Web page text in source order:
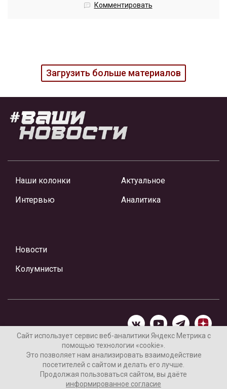
Комментировать
Загрузить больше материалов
Наши колонки
Интервью
Актуальное
Аналитика
Новости
Колумнисты
Материалы предоставлены редакцией Интернет-газеты
«Ваши новости»
Нашли ошибку? Выделите ее и нажмите Ctrl+Enter
Сайт использует сервис веб-аналитики Яндекс Метрика с
помощью технологии «cookie».
Это позволяет нам анализировать взаимодействие
посетителей с сайтом и делать его лучше.
Продолжая пользоваться сайтом, вы даёте
информированное согласие